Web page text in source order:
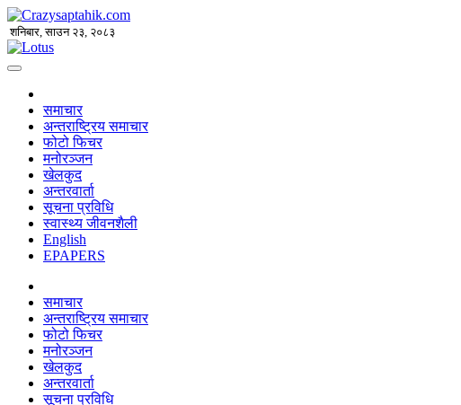
शनिबार, साउन २३, २०८३
समाचार
अन्तराष्ट्रिय समाचार
फोटो फिचर
मनोरञ्जन
खेलकुद
अन्तरवार्ता
सूचना प्रविधि
स्वास्थ्य जीवनशैली
English
EPAPERS
समाचार
अन्तराष्ट्रिय समाचार
फोटो फिचर
मनोरञ्जन
खेलकुद
अन्तरवार्ता
सूचना प्रविधि